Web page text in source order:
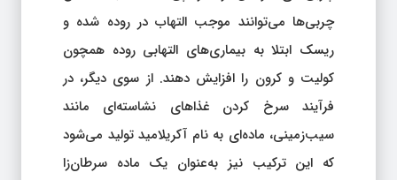
چربی‌ها می‌توانند موجب التهاب در روده شده و
ریسک ابتلا به بیماری‌های التهابی روده همچون
کولیت و کرون را افزایش دهند. از سوی دیگر، در
فرآیند سرخ کردن غذاهای نشاسته‌ای مانند
سیب‌زمینی، ماده‌ای به نام آکریلامید تولید می‌شود
که این ترکیب نیز به‌عنوان یک ماده سرطان‌زا